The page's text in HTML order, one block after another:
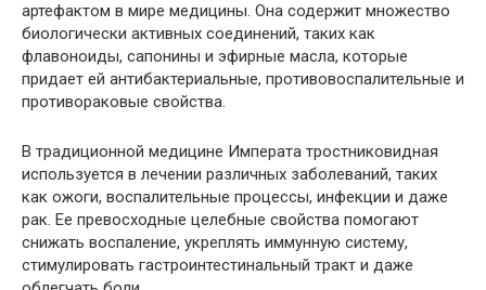
артефактом в мире медицины. Она содержит множество
биологически активных соединений, таких как
флавоноиды, сапонины и эфирные масла, которые
придает ей антибактериальные, противовоспалительные и
противораковые свойства.
В традиционной медицине Императа тростниковидная
используется в лечении различных заболеваний, таких
как ожоги, воспалительные процессы, инфекции и даже
рак. Ее превосходные целебные свойства помогают
снижать воспаление, укреплять иммунную систему,
стимулировать гастроинтестинальный тракт и даже